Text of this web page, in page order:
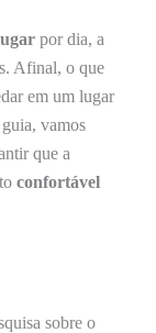
por dia, a
Afinal, o que
em um lugar
vamos
que a
confortável
sobre o